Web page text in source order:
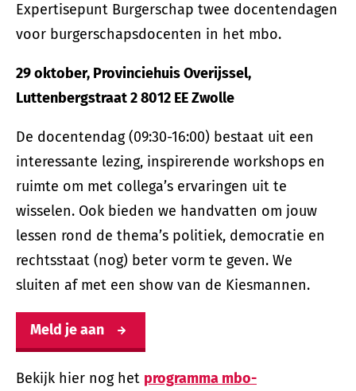
Expertisepunt Burgerschap twee docentendagen
voor burgerschapsdocenten in het mbo.
29 oktober, Provinciehuis Overijssel,
Luttenbergstraat 2 8012 EE Zwolle
De docentendag (09:30-16:00) bestaat uit een
interessante lezing, inspirerende workshops en
ruimte om met collega’s ervaringen uit te
wisselen. Ook bieden we handvatten om jouw
lessen rond de thema’s politiek, democratie en
rechtsstaat (nog) beter vorm te geven. We
sluiten af met een show van de Kiesmannen.
Meld je aan
Bekijk hier nog het programma mbo-